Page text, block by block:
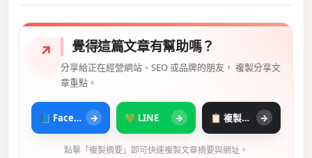
↗ 覺得這篇文章有幫助嗎？
分享給正在經營網站、SEO 或品牌的朋友， 複製分享文
章重點。
📘 Facebook → 💚 LINE → 📋 複製摘要 →
點擊「複製摘要」即可快速複製文章摘要與網址。